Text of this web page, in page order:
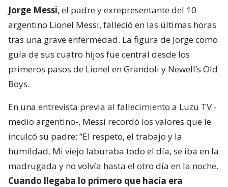
Jorge Messi, el padre y exrepresentante del 10
argentino Lionel Messi, falleció en las últimas horas
tras una grave enfermedad. La figura de Jorge como
guía de sus cuatro hijos fue central desde los
primeros pasos de Lionel en Grandoli y Newell’s Old
Boys.
En una entrevista previa al fallecimiento a Luzu TV -
medio argentino-, Messi recordó los valores que le
inculcó su padre: “El respeto, el trabajo y la
humildad. Mi viejo laburaba todo el día, se iba en la
madrugada y no volvía hasta el otro día en la noche.
Cuando llegaba lo primero que hacía era